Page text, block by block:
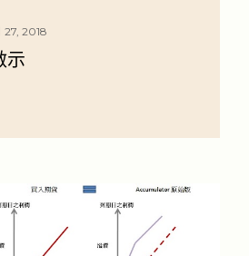
27, 2018
示